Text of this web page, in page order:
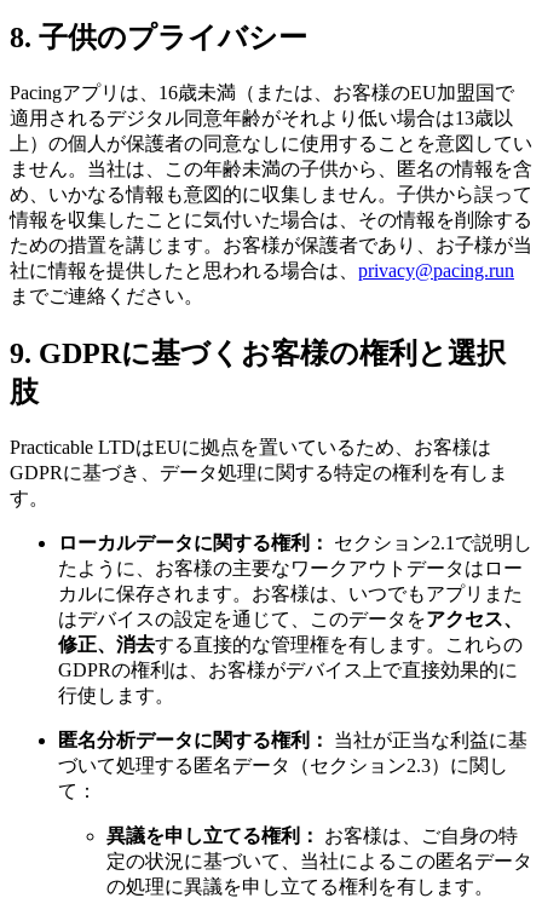
8. 子供のプライバシー
Pacingアプリは、16歳未満（または、お客様のEU加盟国で
適用されるデジタル同意年齢がそれより低い場合は13歳以
上）の個人が保護者の同意なしに使用することを意図してい
ません。当社は、この年齢未満の子供から、匿名の情報を含
め、いかなる情報も意図的に収集しません。子供から誤って
情報を収集したことに気付いた場合は、その情報を削除する
ための措置を講じます。お客様が保護者であり、お子様が当
社に情報を提供したと思われる場合は、 privacy@pacing.run
までご連絡ください。
9. GDPRに基づくお客様の権利と選択
肢
Practicable LTDはEUに拠点を置いているため、お客様は
GDPRに基づき、データ処理に関する特定の権利を有しま
す。
ローカルデータに関する権利：
セクション2.1で説明し
たように、お客様の主要なワークアウトデータはロー
カルに保存されます。お客様は、いつでもアプリまた
はデバイスの設定を通じて、このデータをアクセス、
修正、消去する直接的な管理権を有します。これらの
GDPRの権利は、お客様がデバイス上で直接効果的に
行使します。
匿名分析データに関する権利：
当社が正当な利益に基
づいて処理する匿名データ（セクション2.3）に関し
て：
異議を申し立てる権利：
お客様は、ご自身の特
定の状況に基づいて、当社によるこの匿名データ
の処理に異議を申し立てる権利を有します。